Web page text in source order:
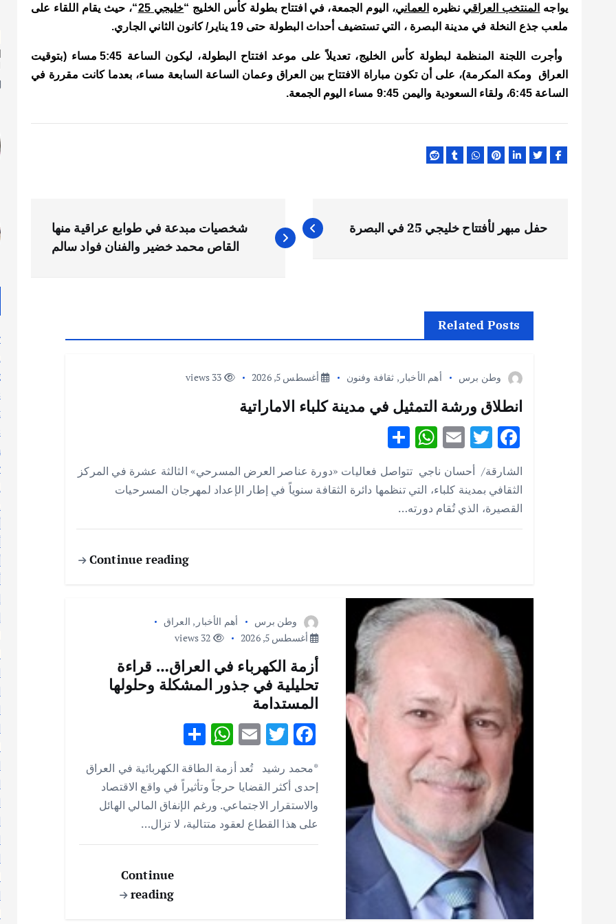
b
o
k
te
l
s
A
p
p
e يواجه المنتخب العراقي نظيره العماني، اليوم الجمعة، في افتتاح بطولة كأس الخليج “خليجي 25
“، حيث يقام اللقاء على
ملعب جذع النخلة في مدينة البصرة ، التي تستضيف أحداث البطولة حتى 19 يناير/ كانون الثاني الجاري.
وأجرت اللجنة المنظمة لبطولة كأس الخليج، تعديلاً على موعد افتتاح البطولة، ليكون الساعة 5:45 مساء (بتوقيت
العراق ومكة المكرمة)، على أن تكون مباراة الافتتاح بين العراق وعمان الساعة السابعة مساء، بعدما كانت مقررة في
الساعة 6:45، ولقاء السعودية واليمن 9:45 مساء اليوم الجمعة.
حفل مبهر لأفتتاح خليجي 25 في البصرة
شخصيات مبدعة في طوابع عراقية منها
القاص محمد خضير والفنان فواد سالم
Related Posts
وطن برس أهم الأخبار , ثقافة وفنون أغسطس 5, 2026
انطلاق ورشة التمثيل في مدينة كلباء الاماراتية
F
e
b
o
T
w
it
te
r
E
m
ai
l
W
at
s
A
h
ar
e
الشارقة/ أحسان ناجي تتواصل فعاليات «دورة عناصر العرض المسرحي» الثالثة عشرة في المركز
الثقافي بمدينة كلباء، التي تنظمها دائرة الثقافة سنوياً في إطار الإعداد لمهرجان المسرحيات
القصيرة، الذي تُقام دورته…
Continue reading
وطن برس أهم الأخبار , العراق
أغسطس 5, 2026
أزمة الكهرباء في العراق… قراءة
تحليلية في جذور المشكلة وحلولها
المستدامة
F
e
b
o
o
T
w
it
te
r
E
m
ai
l
W
h
at
s
A
p
S
h
ar
e
*محمد رشيد تُعد أزمة الطاقة الكهربائية في العراق
إحدى أكثر القضايا حرجاً وتأثيراً في واقع الاقتصاد
والاستقرار الاجتماعي. ورغم الإنفاق المالي الهائل
على هذا القطاع لعقود متتالية، لا تزال…
Continue
reading